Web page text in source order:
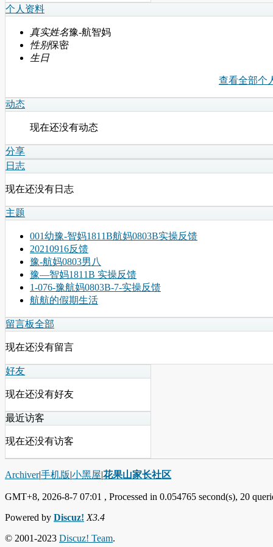
个人资料
真实姓名豫-航智妈
性别保密
生日
查看全部个
动态
现在还没有动态
分享
日志
现在还没有日志
主题
001幼豫-智妈1811B航妈0803B实操反馈
20210916反馈
豫-航妈0803男八
豫―智妈1811B 实操反馈
1-076-豫航妈0803B-7-实操反馈
航航的假期生活
留言板全部
现在还没有留言
好友
现在还没有好友
最近访客
现在还没有访客
Archiver|手机版|小黑屋|花果山家长社区
GMT+8, 2026-8-7 07:01 , Processed in 0.054765 second(s), 20
Powered by Discuz! X3.4
© 2001-2023 Discuz! Team.